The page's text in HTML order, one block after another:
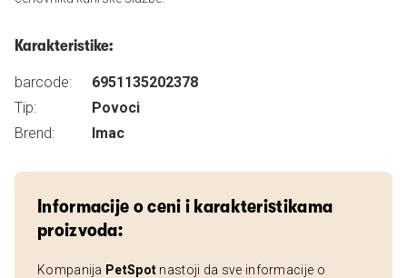
Karakteristike:
barcode:
6951135202378
Tip:
Povoci
Brend:
Imac
Informacije o ceni i karakteristikama
proizvoda:
Kompanija PetSpot nastoji da sve informacije o